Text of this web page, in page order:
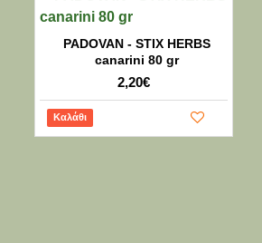
PADOVAN - STIX HERBS
canarini 80 gr
2,20€
Καλάθι